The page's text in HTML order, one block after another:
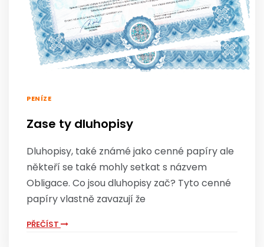
PENÍZE
Zase ty dluhopisy
Dluhopisy, také známé jako cenné papíry ale
někteří se také mohly setkat s názvem
Obligace. Co jsou dluhopisy zač? Tyto cenné
papíry vlastně zavazují že
PŘEČÍST